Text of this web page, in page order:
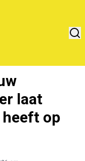
laat
op